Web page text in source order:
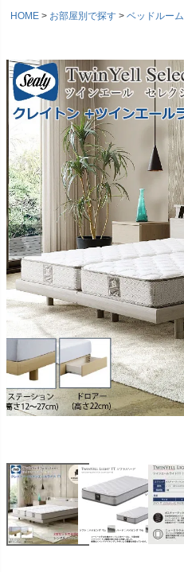
HOME
お部屋別で探す ベッドルーム